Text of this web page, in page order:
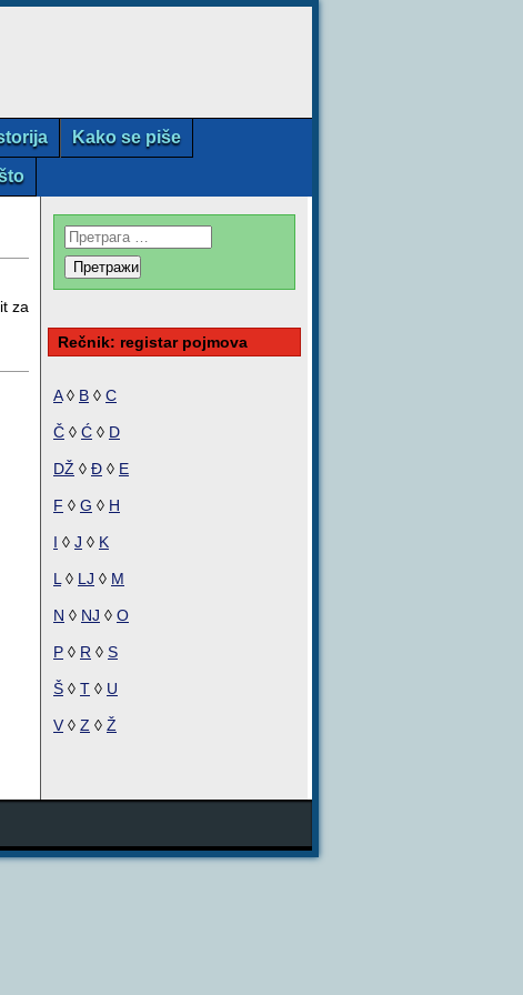
Kako se piše
za
Rečnik: registar pojmova
A◊ B ◊ C
Č ◊ Ć ◊ D
DŽ ◊ Đ ◊ E
F ◊ G ◊ H
I ◊ J ◊ K
L ◊ LJ ◊ M
N ◊ NJ ◊ O
P ◊ R ◊ S
Š ◊ T ◊ U
V ◊ Z ◊ Ž